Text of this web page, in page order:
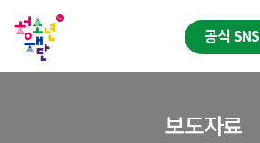
공식 SNS
보도자료